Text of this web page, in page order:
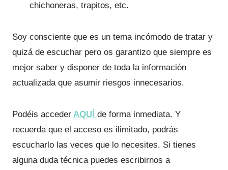
chichoneras, trapitos, etc.
Soy consciente que es un tema incómodo de tratar y
quizá de escuchar pero os garantizo que siempre es
mejor saber y disponer de toda la información
actualizada que asumir riesgos innecesarios.
Podéis acceder AQUÍ de forma inmediata. Y
recuerda que el acceso es ilimitado, podrás
escucharlo las veces que lo necesites. Si tienes
alguna duda técnica puedes escribirnos a